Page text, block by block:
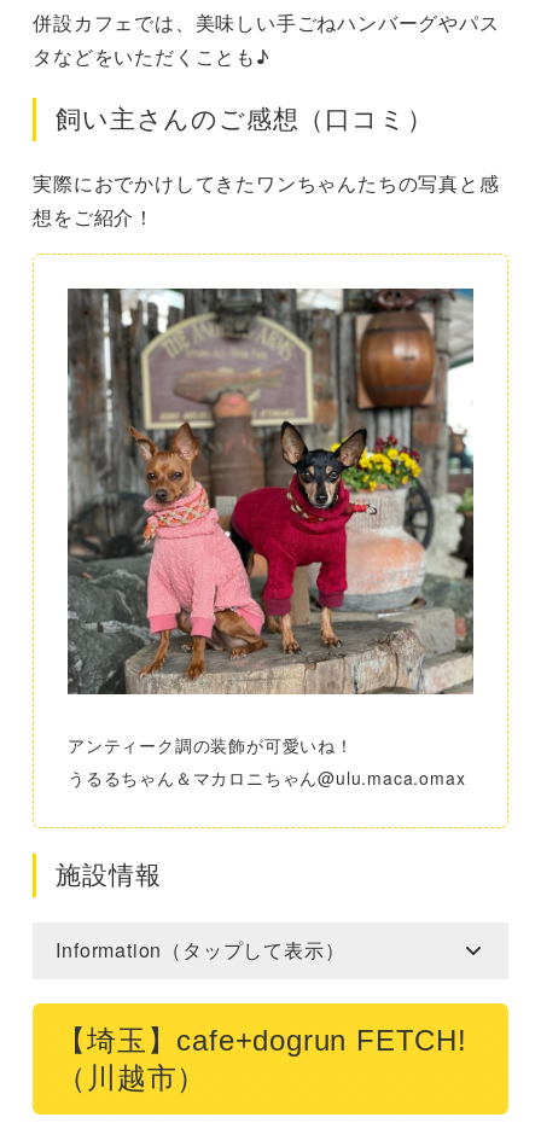
併設カフェでは、美味しい手ごねハンバーグやパス
タなどをいただくことも♪
飼い主さんのご感想（口コミ）
実際におでかけしてきたワンちゃんたちの写真と感
想をご紹介！
アンティーク調の装飾が可愛いね！
うるるちゃん＆マカロニちゃん@ulu.maca.omax
施設情報
Information（タップして表示）
【埼玉】cafe+dogrun FETCH!
（川越市）